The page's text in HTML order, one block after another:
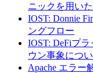
ニックを用い
IOST: Donnie
ングフロー
IOST: DeFiプ
ウン事象につ
Apache エラー